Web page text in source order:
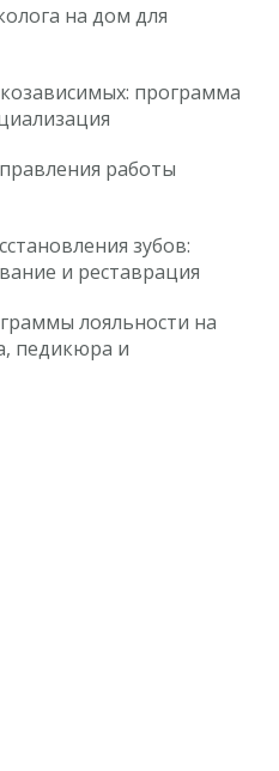
на дом для
программа
работы
зубов:
и реставрация
лояльности на
педикюра и